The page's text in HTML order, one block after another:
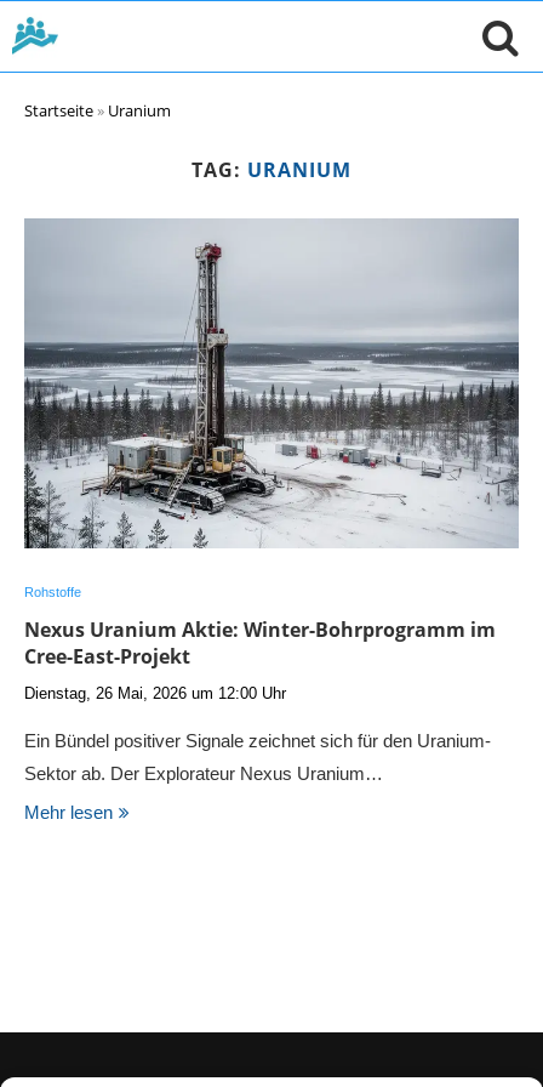
Startseite» Uranium
TAG: URANIUM
Rohstoffe
Nexus Uranium Aktie: Winter-Bohrprogramm im
Cree-East-Projekt
Dienstag, 26 Mai, 2026 um 12:00 Uhr
Ein Bündel positiver Signale zeichnet sich für den Uranium-
Sektor ab. Der Explorateur Nexus Uranium…
Mehr lesen